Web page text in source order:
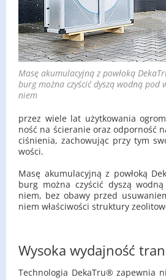
Masę aku­mu­la­cyj­ną z po­wło­ką
burg można czy­ścić dyszą wodną pod
niem
przez wiele lat użyt­ko­wa­nia
ność na ście­ra­nie oraz od­por­ność
ci­śnie­nia, za­cho­wu­jąc przy tym
wo­ści.
Masę aku­mu­la­cyj­ną z po­wło­ką
burg można czy­ścić dyszą
niem, bez obawy przed
niem wła­ści­wo­ści struk­tu­ry
Wysoka wydajność
Tech­no­lo­gia De­ka­Tru® za­pew­nia